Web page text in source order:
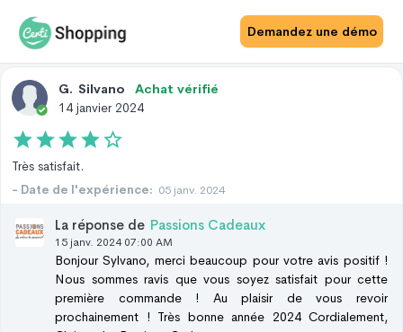
Demandez une démo
Avis Produit
G. Silvano
Achat vérifié
14 janvier 2024
Très satisfait.
- Date de l'expérience: 05 janv. 2024
La réponse de Passions Cadeaux
15 janv. 2024 07:00 AM
Bonjour Sylvano, merci beaucoup pour votre avis positif !
Nous sommes ravis que vous soyez satisfait pour cette
première commande ! Au plaisir de vous revoir
prochainement ! Très bonne année 2024 Cordialement,